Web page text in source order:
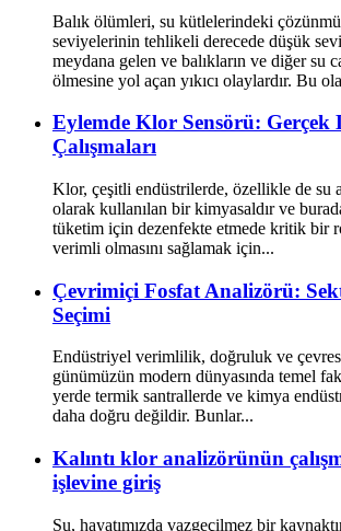
Balık ölümleri, su kütlelerindeki
seviyelerinin tehlikeli derecede düşük
meydana gelen ve balıkların ve diğer su
ölmesine yol açan yıkıcı olaylardır. Bu
Eylemde Klor Sensörü: Gerçek
Çalışmaları
Klor, çeşitli endüstrilerde, özellikle de su
olarak kullanılan bir kimyasaldır ve
tüketim için dezenfekte etmede kritik bir
verimli olmasını sağlamak için...
Çevrimiçi Fosfat Analizörü:
Seçimi
Endüstriyel verimlilik, doğruluk ve
günümüzün modern dünyasında temel
yerde termik santrallerde ve kimya
daha doğru değildir. Bunlar...
Kalıntı klor analizörünün
işlevine giriş
Su, hayatımızda vazgeçilmez bir